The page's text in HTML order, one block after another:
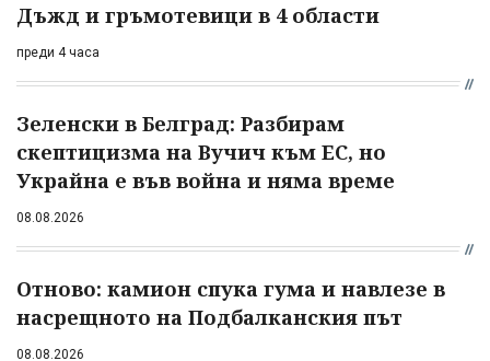
Дъжд и гръмотевици в 4 области
преди 4 часа
Зеленски в Белград: Разбирам
скептицизма на Вучич към ЕС, но
Украйна е във война и няма време
08.08.2026
Отново: камион спука гума и навлезе в
насрещното на Подбалканския път
08.08.2026